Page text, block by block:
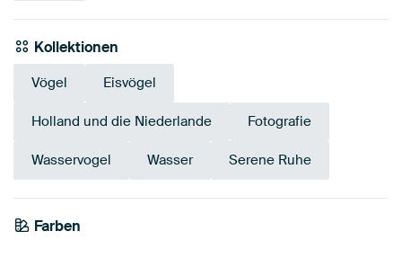
Kollektionen
Vögel Eisvögel
Holland und die Niederlande Fotografie
Wasservogel Wasser Serene Ruhe
Farben
Blau
Teal